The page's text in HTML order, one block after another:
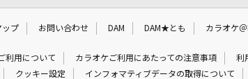
ップ お問い合わせ DAM DAM★とも カラオケ＠
利用について カラオケご利用にあたっての注意事項
利
クッキー設定 インフォマティブデータの取得について